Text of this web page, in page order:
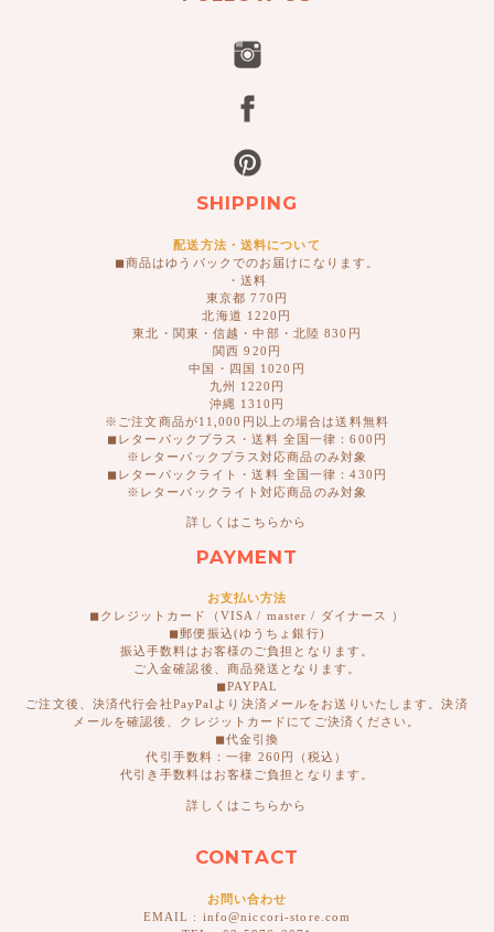
SHIPPING
配送方法・送料について
◼︎商品はゆうパックでのお届けになります。
・送料
東京都 770円
北海道 1220円
東北・関東・信越・中部・北陸 830円
関西 920円
中国・四国 1020円
九州 1220円
沖縄 1310円
※ご注文商品が11,000円以上の場合は送料無料
◼︎レターパックプラス・送料 全国一律：600円
※レターパックプラス対応商品のみ対象
◼︎レターパックライト・送料 全国一律：430円
※レターパックライト対応商品のみ対象
詳しくはこちらから
PAYMENT
お支払い方法
◼︎クレジットカード（VISA / master / ダイナース ）
◼︎郵便振込(ゆうちょ銀行)
振込手数料はお客様のご負担となります。
ご入金確認後、商品発送となります。
◼︎PAYPAL
ご注文後、決済代行会社PayPalより決済メールをお送りいたします。決済
メールを確認後、クレジットカードにてご決済ください。
◼︎代金引換
代引手数料：一律 260円（税込）
代引き手数料はお客様ご負担となります。
詳しくはこちらから
CONTACT
お問い合わせ
EMAIL : info@niccori-store.com